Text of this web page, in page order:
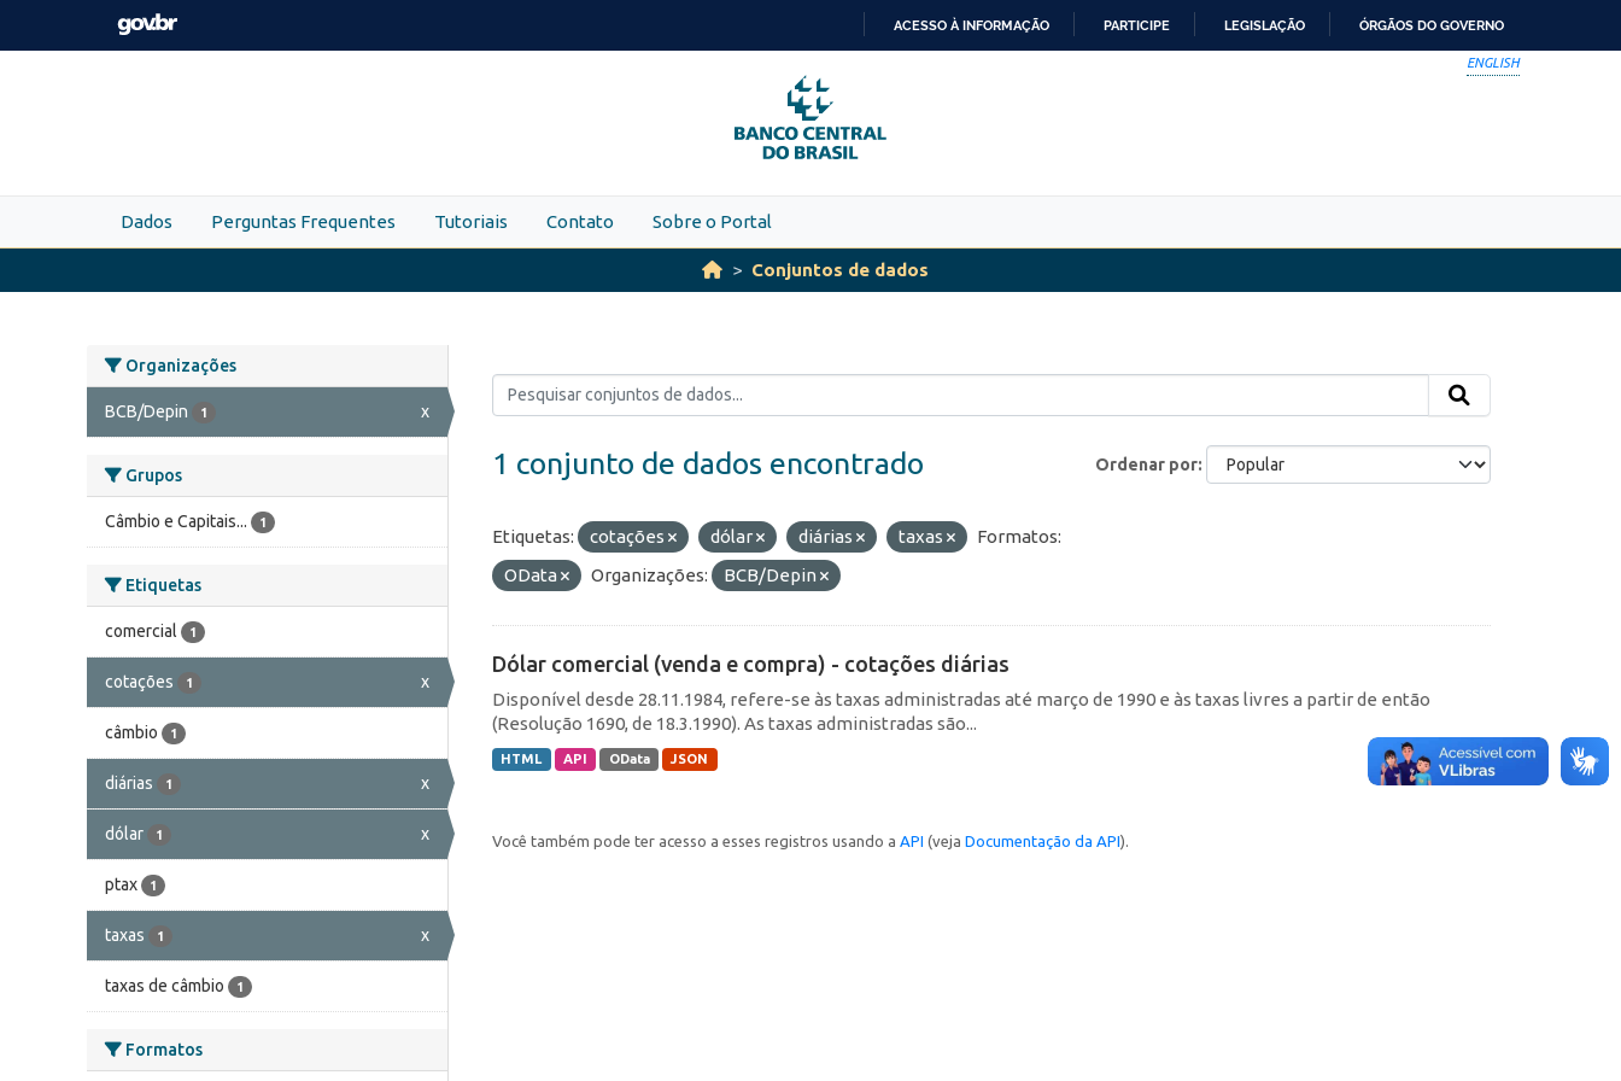
Skip to main content
PARA
O
CONTEÚDO
ACESSO À INFORMAÇÃO PARTICIPE LEGISLAÇÃO ÓRGÃOS DO GOVERNO
ENGLISH
Dados Perguntas Frequentes Tutoriais Contato Sobre o Portal
Conjuntos de dados
Organizações
BCB/Depin 1 x
Grupos
Câmbio e Capitais... 1
Etiquetas
comercial 1
cotações 1 x
câmbio 1
diárias 1 x
dólar 1 x
ptax 1
taxas 1 x
taxas de câmbio 1
Formatos
Ordenar por
1 conjunto de dados encontrado
Etiquetas: cotações dólar diárias taxas
Formatos:
OData
Organizações: BCB/Depin
Dólar comercial (venda e compra) - cotações diárias
Disponível desde 28.11.1984, refere-se às taxas administradas até março de 1990 e às taxas livres a partir de então
(Resolução 1690, de 18.3.1990). As taxas administradas são...
HTML API OData JSON
Você também pode ter acesso a esses registros usando a API (veja Documentação da API).